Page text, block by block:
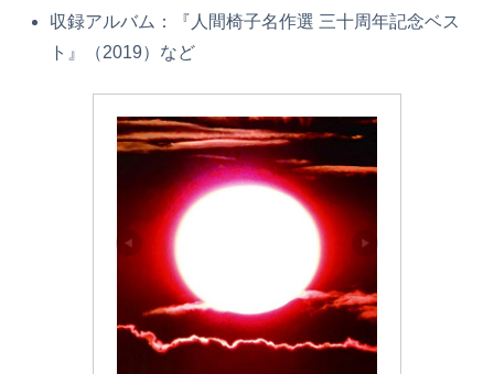
収録アルバム：『人間椅子名作選 三十周年記念ベス
ト』（2019）など